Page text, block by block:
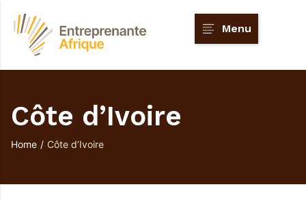
Menu
Côte d’Ivoire
Home / Côte d’Ivoire